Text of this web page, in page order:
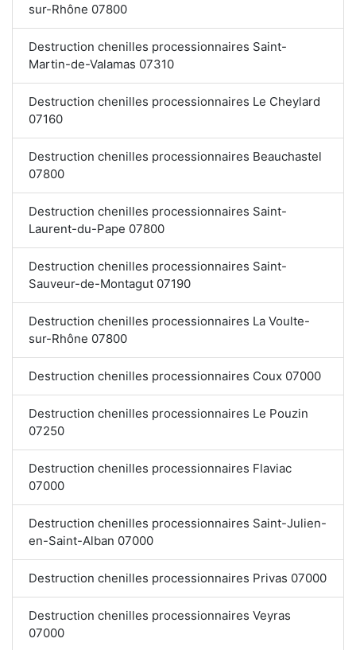
sur-Rhône 07800
Destruction chenilles processionnaires Saint-
Martin-de-Valamas 07310
Destruction chenilles processionnaires Le Cheylard
07160
Destruction chenilles processionnaires Beauchastel
07800
Destruction chenilles processionnaires Saint-
Laurent-du-Pape 07800
Destruction chenilles processionnaires Saint-
Sauveur-de-Montagut 07190
Destruction chenilles processionnaires La Voulte-
sur-Rhône 07800
Destruction chenilles processionnaires Coux 07000
Destruction chenilles processionnaires Le Pouzin
07250
Destruction chenilles processionnaires Flaviac
07000
Destruction chenilles processionnaires Saint-Julien-
en-Saint-Alban 07000
Destruction chenilles processionnaires Privas 07000
Destruction chenilles processionnaires Veyras
07000